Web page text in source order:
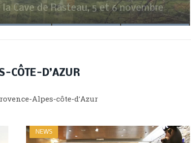
Cave de Rasteau, 5 et 6 novembre
CÔTE-D’AZUR
Alpes-côte-d’Azur
NEWS